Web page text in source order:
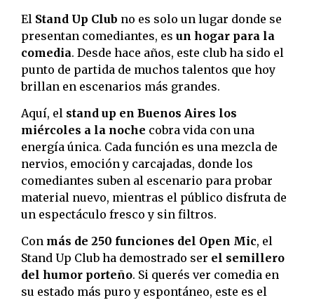
El Stand Up Club no es solo un lugar donde se
presentan comediantes, es un hogar para la
comedia. Desde hace años, este club ha sido el
punto de partida de muchos talentos que hoy
brillan en escenarios más grandes.
Aquí, el stand up en Buenos Aires los
miércoles a la noche cobra vida con una
energía única. Cada función es una mezcla de
nervios, emoción y carcajadas, donde los
comediantes suben al escenario para probar
material nuevo, mientras el público disfruta de
un espectáculo fresco y sin filtros.
Con más de 250 funciones del Open Mic, el
Stand Up Club ha demostrado ser el semillero
del humor porteño. Si querés ver comedia en
su estado más puro y espontáneo, este es el